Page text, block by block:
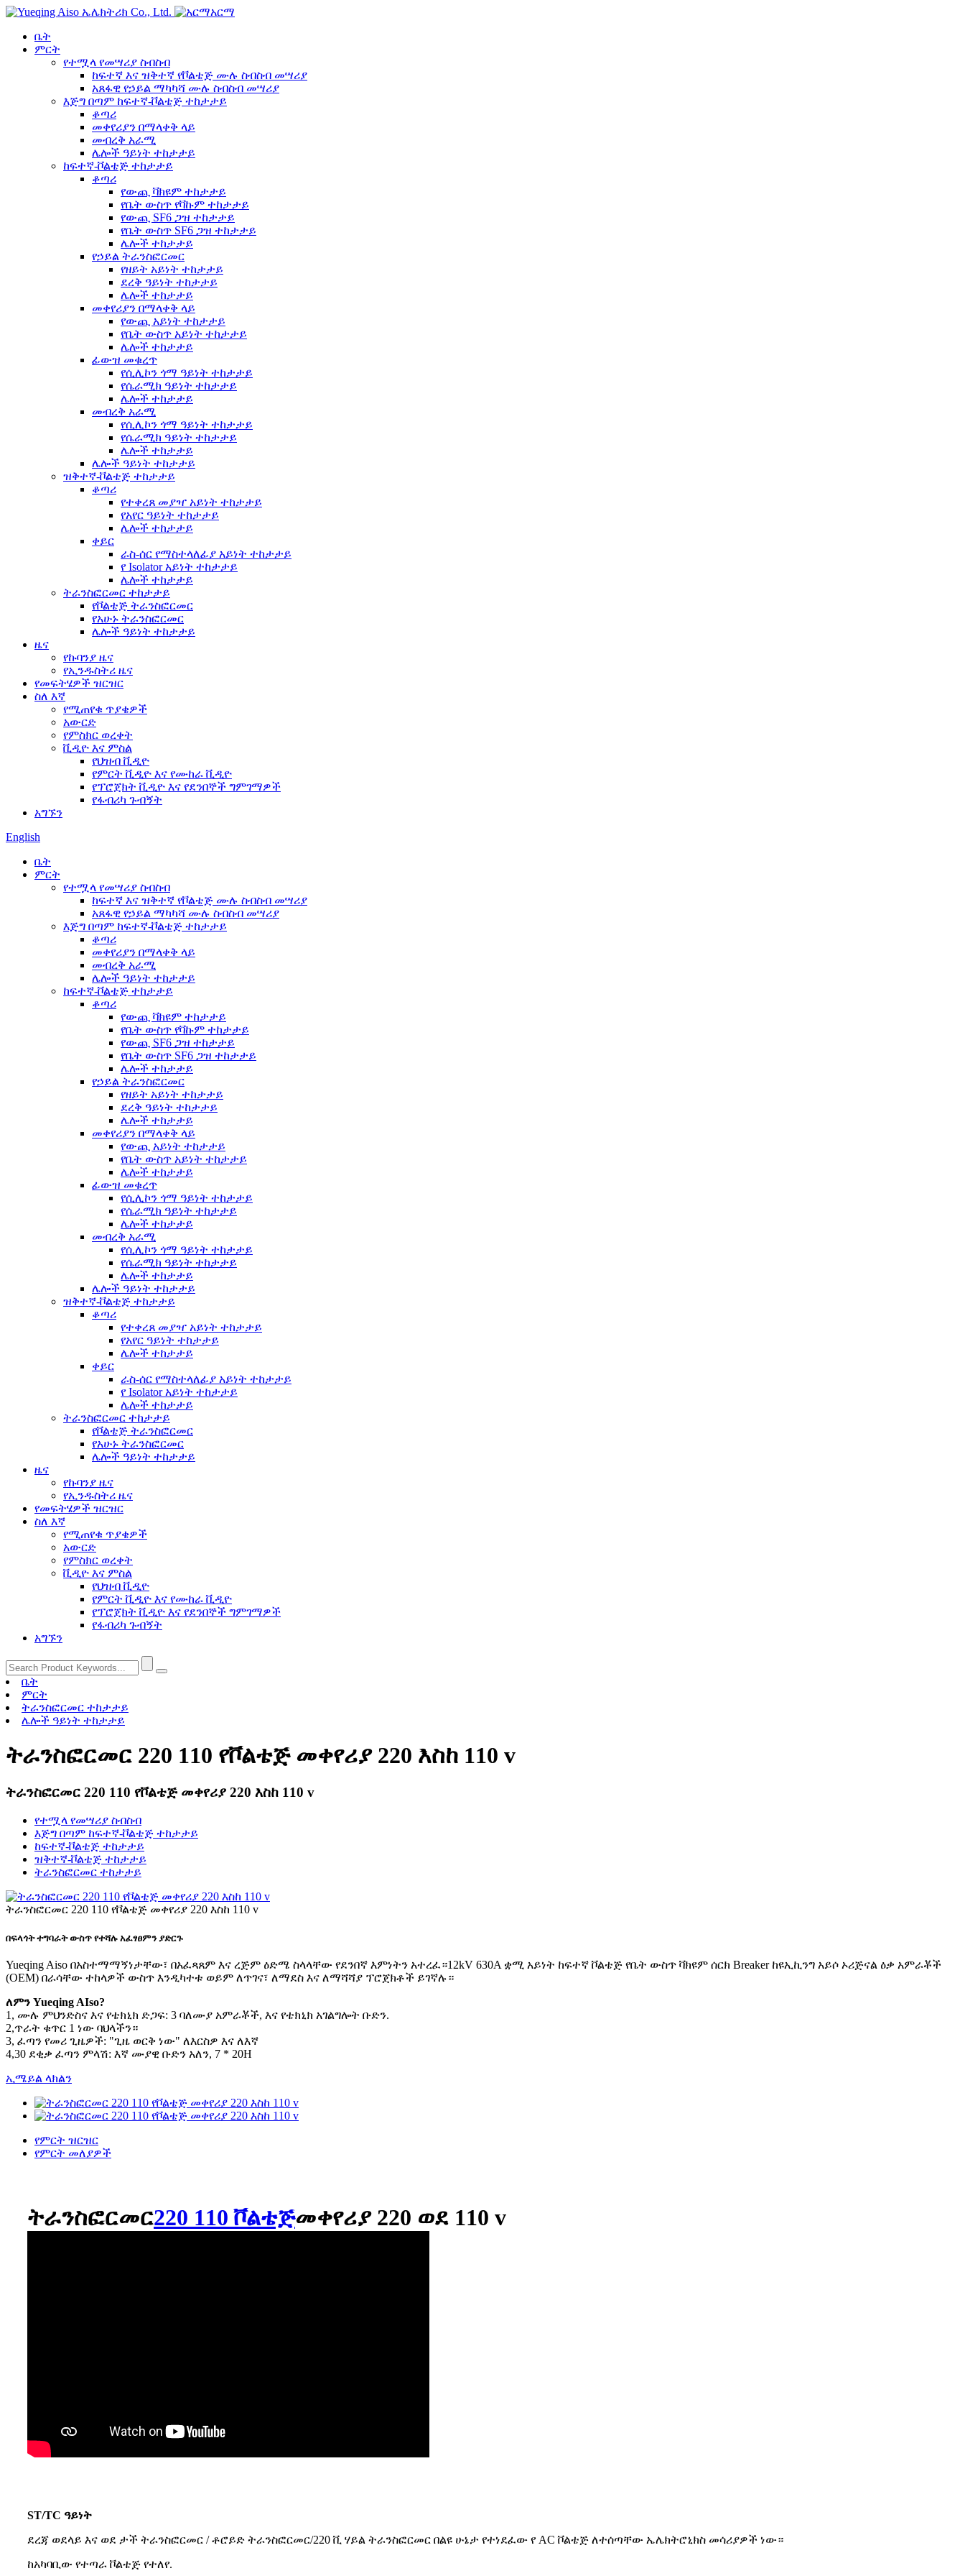
አርማ
ቤት
ምርት
የተሟላ የመሣሪያ ስብስብ
ከፍተኛ እና ዝቅተኛ የቮልቴጅ ሙሉ ስብስብ መሣሪያ
አጸፋዊ የኃይል ማካካሻ ሙሉ ስብስብ መሣሪያ
እጅግ በጣም ከፍተኛ-ቮልቴጅ ተከታታይ
ቆጣሪ
መቀየሪያን በማላቀቅ ላይ
መብረቅ አራሚ
ሌሎች ዓይነት ተከታታይ
ከፍተኛ-ቮልቴጅ ተከታታይ
ቆጣሪ
የውጪ ቫክዩም ተከታታይ
የቤት ውስጥ የቫኩም ተከታታይ
የውጪ SF6 ጋዝ ተከታታይ
የቤት ውስጥ SF6 ጋዝ ተከታታይ
ሌሎች ተከታታይ
የኃይል ትራንስፎርመር
የዘይት አይነት ተከታታይ
ደረቅ ዓይነት ተከታታይ
ሌሎች ተከታታይ
መቀየሪያን በማላቀቅ ላይ
የውጪ አይነት ተከታታይ
የቤት ውስጥ አይነት ተከታታይ
ሌሎች ተከታታይ
ፊውዝ መቁረጥ
የሲሊኮን ጎማ ዓይነት ተከታታይ
የሴራሚክ ዓይነት ተከታታይ
ሌሎች ተከታታይ
መብረቅ አራሚ
የሲሊኮን ጎማ ዓይነት ተከታታይ
የሴራሚክ ዓይነት ተከታታይ
ሌሎች ተከታታይ
ሌሎች ዓይነት ተከታታይ
ዝቅተኛ-ቮልቴጅ ተከታታይ
ቆጣሪ
የተቀረጸ መያዣ አይነት ተከታታይ
የአየር ዓይነት ተከታታይ
ሌሎች ተከታታይ
ቀይር
ራስ-ሰር የማስተላለፊያ አይነት ተከታታይ
የ Isolator አይነት ተከታታይ
ሌሎች ተከታታይ
ትራንስፎርመር ተከታታይ
የቮልቴጅ ትራንስፎርመር
የአሁኑ ትራንስፎርመር
ሌሎች ዓይነት ተከታታይ
ዜና
የኩባንያ ዜና
የኢንዱስትሪ ዜና
የመፍትሄዎች ዝርዝር
ስለ እኛ
የሚጠየቁ ጥያቄዎች
አውርድ
የምስክር ወረቀት
ቪዲዮ እና ምስል
የህዝብ ቪዲዮ
የምርት ቪዲዮ እና የሙከራ ቪዲዮ
የፕሮጀክት ቪዲዮ እና የደንበኞች ግምገማዎች
የፋብሪካ ጉብኝት
አግኙን
English
ቤት
ምርት
የተሟላ የመሣሪያ ስብስብ
ከፍተኛ እና ዝቅተኛ የቮልቴጅ ሙሉ ስብስብ መሣሪያ
አጸፋዊ የኃይል ማካካሻ ሙሉ ስብስብ መሣሪያ
እጅግ በጣም ከፍተኛ-ቮልቴጅ ተከታታይ
ቆጣሪ
መቀየሪያን በማላቀቅ ላይ
መብረቅ አራሚ
ሌሎች ዓይነት ተከታታይ
ከፍተኛ-ቮልቴጅ ተከታታይ
ቆጣሪ
የውጪ ቫክዩም ተከታታይ
የቤት ውስጥ የቫኩም ተከታታይ
የውጪ SF6 ጋዝ ተከታታይ
የቤት ውስጥ SF6 ጋዝ ተከታታይ
ሌሎች ተከታታይ
የኃይል ትራንስፎርመር
የዘይት አይነት ተከታታይ
ደረቅ ዓይነት ተከታታይ
ሌሎች ተከታታይ
መቀየሪያን በማላቀቅ ላይ
የውጪ አይነት ተከታታይ
የቤት ውስጥ አይነት ተከታታይ
ሌሎች ተከታታይ
ፊውዝ መቁረጥ
የሲሊኮን ጎማ ዓይነት ተከታታይ
የሴራሚክ ዓይነት ተከታታይ
ሌሎች ተከታታይ
መብረቅ አራሚ
የሲሊኮን ጎማ ዓይነት ተከታታይ
የሴራሚክ ዓይነት ተከታታይ
ሌሎች ተከታታይ
ሌሎች ዓይነት ተከታታይ
ዝቅተኛ-ቮልቴጅ ተከታታይ
ቆጣሪ
የተቀረጸ መያዣ አይነት ተከታታይ
የአየር ዓይነት ተከታታይ
ሌሎች ተከታታይ
ቀይር
ራስ-ሰር የማስተላለፊያ አይነት ተከታታይ
የ Isolator አይነት ተከታታይ
ሌሎች ተከታታይ
ትራንስፎርመር ተከታታይ
የቮልቴጅ ትራንስፎርመር
የአሁኑ ትራንስፎርመር
ሌሎች ዓይነት ተከታታይ
ዜና
የኩባንያ ዜና
የኢንዱስትሪ ዜና
የመፍትሄዎች ዝርዝር
ስለ እኛ
የሚጠየቁ ጥያቄዎች
አውርድ
የምስክር ወረቀት
ቪዲዮ እና ምስል
የህዝብ ቪዲዮ
የምርት ቪዲዮ እና የሙከራ ቪዲዮ
የፕሮጀክት ቪዲዮ እና የደንበኞች ግምገማዎች
የፋብሪካ ጉብኝት
አግኙን
ቤት
ምርት
ትራንስፎርመር ተከታታይ
ሌሎች ዓይነት ተከታታይ
ትራንስፎርመር 220 110 የቮልቴጅ መቀየሪያ 220 እስከ 110 v
ትራንስፎርመር 220 110 የቮልቴጅ መቀየሪያ 220 እስከ 110 v
የተሟላ የመሣሪያ ስብስብ
እጅግ በጣም ከፍተኛ-ቮልቴጅ ተከታታይ
ከፍተኛ-ቮልቴጅ ተከታታይ
ዝቅተኛ-ቮልቴጅ ተከታታይ
ትራንስፎርመር ተከታታይ
ትራንስፎርመር 220 110 የቮልቴጅ መቀየሪያ 220 እስከ 110 v
በፍላጎት ተግባራት ውስጥ የተሻሉ አፈፃፀምን ያድርጉ
Yueqing Aiso በአስተማማኝነታቸው፣ በአፈጻጸም እና ረጅም ዕድሜ ስላላቸው የደንበኛ እምነትን አተረፈ።12kV 630A ቋሚ አይነት ከፍተኛ ቮልቴጅ የቤት ውስጥ ቫክዩም ሰርክ Breaker ከዩኢኪንግ አይሶ ኦሪጅናል ዕቃ አምራቾች
(OEM) በራሳቸው ተከላዎች ውስጥ እንዲካተቱ ወይም ለጥገና፣ ለማደስ እና ለማሻሻያ ፕሮጀክቶች ይገኛሉ።
ለምን Yueqing AIso?
1, ሙሉ ምህንድስና እና የቴክኒክ ድጋፍ: 3 ባለሙያ አምራቾች, እና የቴክኒክ አገልግሎት ቡድን.
2,ጥራት ቁጥር 1 ነው ባህላችን።
3, ፈጣን የመሪ ጊዜዎች: "ጊዜ ወርቅ ነው" ለእርስዎ እና ለእኛ
4,30 ደቂቃ ፈጣን ምላሽ: እኛ ሙያዊ ቡድን አለን, 7 * 20H
ኢሜይል ላክልን
የምርት ዝርዝር
የምርት መለያዎች
ትራንስፎርመር220 110 ቮልቴጅመቀየሪያ 220 ወደ 110 v
ST/TC ዓይነት
ደረጃ ወደላይ እና ወደ ታች ትራንስፎርመር / ቶሮይድ ትራንስፎርመር/220 ቪ ሃይል ትራንስፎርመር በልዩ ሁኔታ የተነደፈው የ AC ቮልቴጅ ለተሰጣቸው ኤሌክትሮኒክስ መሳሪያዎች ነው።
ከአካባቢው የተጣራ ቮልቴጅ የተለየ.